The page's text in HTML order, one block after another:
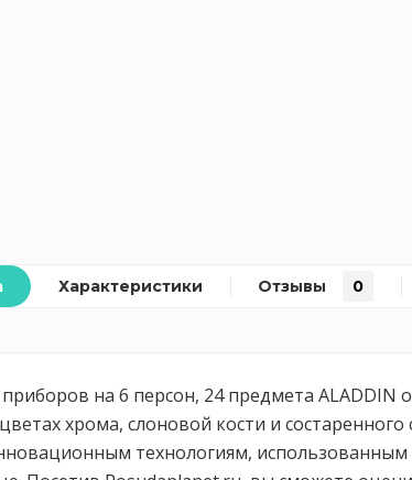
Характеристики Отзывы 0
на 6 персон, 24 предмета
хрома, слоновой кости и
технологиям,